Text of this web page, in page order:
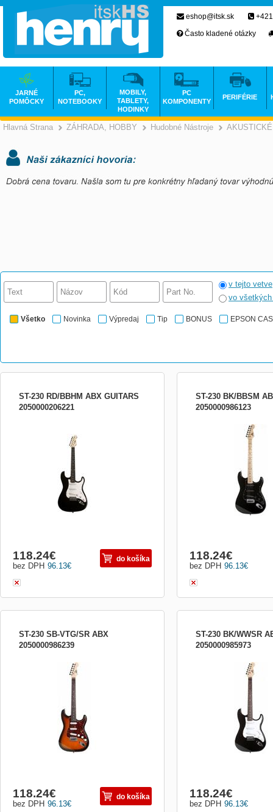
Hlavná Strana >
ZÁHRADA, HOBBY >
Hudobné Nástroje
v tejto vetve
vo
Všetko Novinka Výpredaj Tip BONUS EPSON
ST-230 RD/BBHM ABX GUITARS
2050000206221
hmatník: javor, červená, SSH
96.13€
bez DPH
118.24€ do košíka
ST-230 BK/BBSM
2050000986123
Elektrická gitara typu
tela: čierna, high gloss
pickguardu: čierna
čierna Typ snímačov: 3x
javor Vykladanie krku:
Ladiaca mechanika: die-
olejová) Hardwar
96.13€
bez DPH
118.24€
ST-230 SB-VTG/SR ABX
2050000986239
Elektrická gitara typu Stratocaster,
hmatník: palisander, vintage sunburst
96.13€
bez DPH
118.24€ do košíka
ST-230 BK/WWSR
2050000985973
Elektrická gitara typu
tela: čierna, high gloss
pickguardu: biela Farba
Typ snímačov: 3x single
palisander Vykladanie
bodky Ladiaca
(odliata, olejová)
96.13€
bez DPH
118.24€
eshop@itsk.sk
Často kladené otázky
JARNÉ
POMÔCKY
PC,
NOTEBOOKY
MOBILY,
TABLETY,
HODINKY
PC
KOMPONENTY
PERIFÉRIE